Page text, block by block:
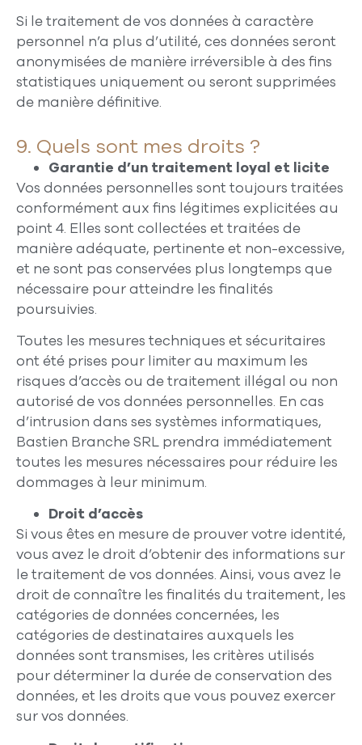
Si le traitement de vos données à caractère
personnel n’a plus d’utilité, ces données seront
anonymisées de manière irréversible à des fins
statistiques uniquement ou seront supprimées
de manière définitive.
9. Quels sont mes droits ?
Garantie d’un traitement loyal et licite
Vos données personnelles sont toujours traitées
conformément aux fins légitimes explicitées au
point 4. Elles sont collectées et traitées de
manière adéquate, pertinente et non-excessive,
et ne sont pas conservées plus longtemps que
nécessaire pour atteindre les finalités
poursuivies.
Toutes les mesures techniques et sécuritaires
ont été prises pour limiter au maximum les
risques d’accès ou de traitement illégal ou non
autorisé de vos données personnelles. En cas
d’intrusion dans ses systèmes informatiques,
Bastien Branche SRL prendra immédiatement
toutes les mesures nécessaires pour réduire les
dommages à leur minimum.
Droit d’accès
Si vous êtes en mesure de prouver votre identité,
vous avez le droit d’obtenir des informations sur
le traitement de vos données. Ainsi, vous avez le
droit de connaître les finalités du traitement, les
catégories de données concernées, les
catégories de destinataires auxquels les
données sont transmises, les critères utilisés
pour déterminer la durée de conservation des
données, et les droits que vous pouvez exercer
sur vos données.